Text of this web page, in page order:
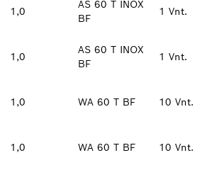
1,0
AS 60 T INOX
BF
1 Vnt.
1,0
AS 60 T INOX
BF
1 Vnt.
1,0 WA 60 T BF 10 Vnt.
1,0 WA 60 T BF 10 Vnt.